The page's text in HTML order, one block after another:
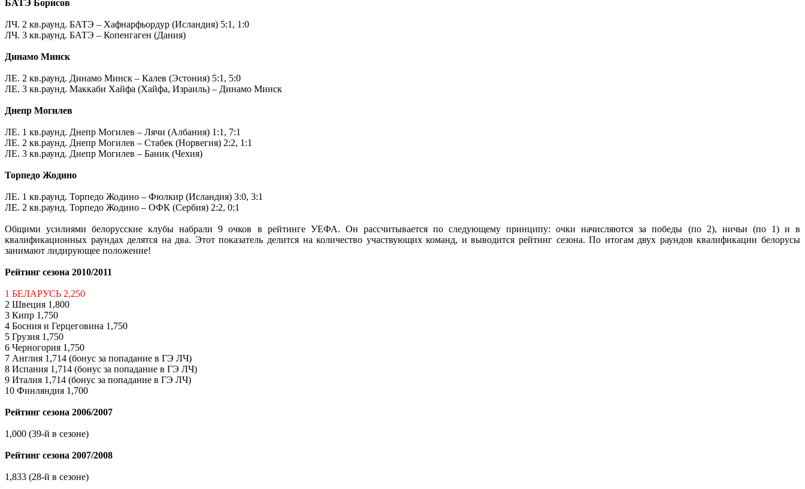
БАТЭ Борисов
ЛЧ. 2 кв.раунд. БАТЭ – Хафнарфьордур (Исландия) 5:1, 1:0
ЛЧ. 3 кв.раунд. БАТЭ – Копенгаген (Дания)
Динамо Минск
ЛЕ. 2 кв.раунд. Динамо Минск – Калев (Эстония) 5:1, 5:0
ЛЕ. 3 кв.раунд. Маккаби Хайфа (Хайфа, Израиль) – Динамо Минск
Днепр Могилев
ЛЕ. 1 кв.раунд. Днепр Могилев – Лячи (Албания) 1:1, 7:1
ЛЕ. 2 кв.раунд. Днепр Могилев – Стабек (Норвегия) 2:2, 1:1
ЛЕ. 3 кв.раунд. Днепр Могилев – Баник (Чехия)
Торпедо Жодино
ЛЕ. 1 кв.раунд. Торпедо Жодино – Фюлкир (Исландия) 3:0, 3:1
ЛЕ. 2 кв.раунд. Торпедо Жодино – ОФК (Сербия) 2:2, 0:1
Общими усилиями белорусские клубы набрали 9 очков в рейтинге УЕФА. Он рассчитывается по следующему принципу: очки начисляются за победы (по 2), ничьи (по 1) и в
квалификационных раундах делятся на два. Этот показатель делится на количество участвующих команд, и выводится рейтинг сезона. По итогам двух раундов квалификации белорусы
занимают лидирующее положение!
Рейтинг сезона 2010/2011
1 БЕЛАРУСЬ 2,250
2 Швеция 1,800
3 Кипр 1,750
4 Босния и Герцеговина 1,750
5 Грузия 1,750
6 Черногория 1,750
7 Англия 1,714 (бонус за попадание в ГЭ ЛЧ)
8 Испания 1,714 (бонус за попадание в ГЭ ЛЧ)
9 Италия 1,714 (бонус за попадание в ГЭ ЛЧ)
10 Финляндия 1,700
Рейтинг сезона 2006/2007
1,000 (39-й в сезоне)
Рейтинг сезона 2007/2008
1,833 (28-й в сезоне)